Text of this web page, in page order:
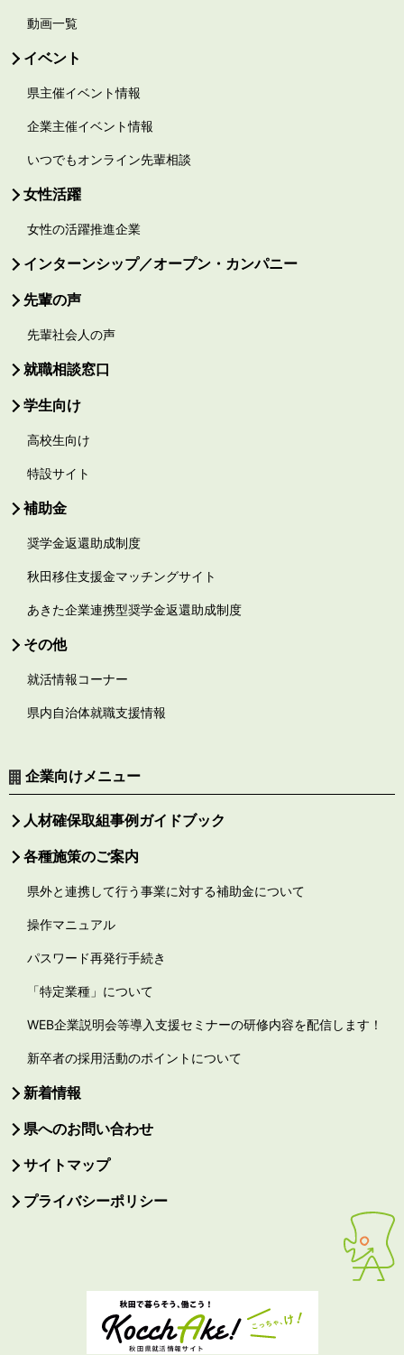
動画一覧
イベント
県主催イベント情報
企業主催イベント情報
いつでもオンライン先輩相談
女性活躍
女性の活躍推進企業
インターンシップ／オープン・カンパニー
先輩の声
先輩社会人の声
就職相談窓口
学生向け
高校生向け
特設サイト
補助金
奨学金返還助成制度
秋田移住支援金マッチングサイト
あきた企業連携型奨学金返還助成制度
その他
就活情報コーナー
県内自治体就職支援情報
企業向けメニュー
人材確保取組事例ガイドブック
各種施策のご案内
県外と連携して行う事業に対する補助金について
操作マニュアル
パスワード再発行手続き
「特定業種」について
WEB企業説明会等導入支援セミナーの研修内容を配信します！
新卒者の採用活動のポイントについて
新着情報
県へのお問い合わせ
サイトマップ
プライバシーポリシー